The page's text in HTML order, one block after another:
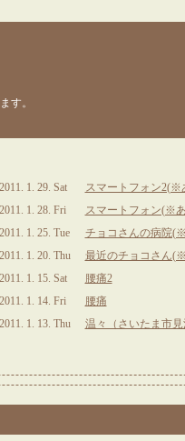
す。
2011. 1. 29. Sat
スマートフォン2(※
2011. 1. 28. Fri
スマートフォン(※
2011. 1. 25. Tue
チョコさんの病院
2011. 1. 20. Thu
最近のチョコさん
2011. 1. 15. Sat
腰痛2
2011. 1. 14. Fri
腰痛
2011. 1. 13. Thu
温々（さいたま市見